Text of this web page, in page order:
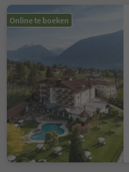
Online te boeken